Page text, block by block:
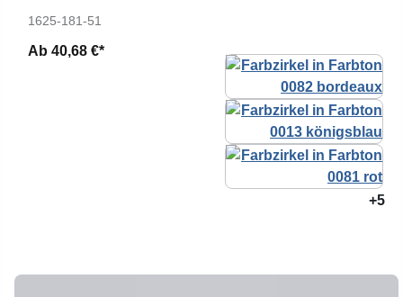
1625-181-51
Ab 40,68 €*
+5